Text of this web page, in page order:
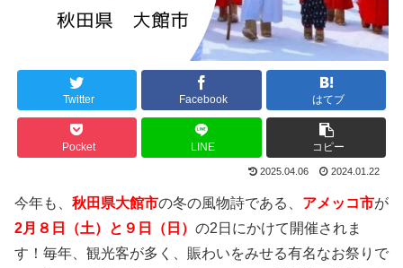
Twitter Facebook はてブ
Pocket LINE コピー
2025.04.06 2024.01.22
今年も、 秋田県大館市の冬の風物詩である、 アメッコ市が
2月８日（土）と９日（日） の2日にかけて開催されま
す！毎年、観光客が多く、賑わいをみせる有名なお祭りで